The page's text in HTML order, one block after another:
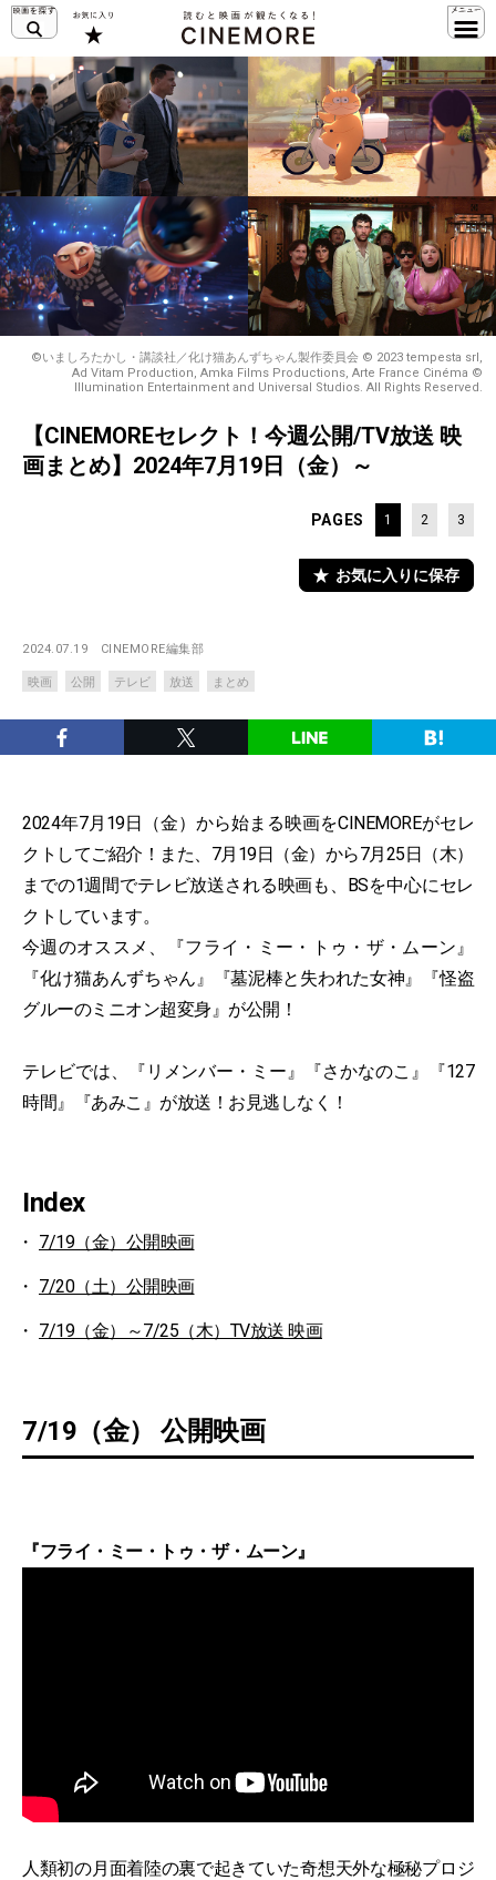
©いましろたかし・講談社／化け猫あんずちゃん製作委員会 © 2023 tempesta srl,
Ad Vitam Production, Amka Films Productions, Arte France Cinéma ©
Illumination Entertainment and Universal Studios. All Rights Reserved.
【CINEMOREセレクト！今週公開/TV放送 映
画まとめ】2024年7月19日（金）～
PAGES 1 2 3
お気に入りに保存
2024.07.19 CINEMORE編集部
映画 公開 テレビ 放送 まとめ
2024年7月19日（金）から始まる映画をCINEMOREがセレ
クトしてご紹介！また、7月19日（金）から7月25日（木）
までの1週間でテレビ放送される映画も、BSを中心にセレ
クトしています。
今週のオススメ、『フライ・ミー・トゥ・ザ・ムーン』
『化け猫あんずちゃん』『墓泥棒と失われた女神』『怪盗
グルーのミニオン超変身』が公開！
テレビでは、『リメンバー・ミー』『さかなのこ』『127
時間』『あみこ』が放送！お見逃しなく！
Index
7/19（金）公開映画
7/20（土）公開映画
7/19（金）～7/25（木）TV放送 映画
7/19（金） 公開映画
『フライ・ミー・トゥ・ザ・ムーン』
人類初の月面着陸の裏で起きていた奇想天外な極秘プロジ